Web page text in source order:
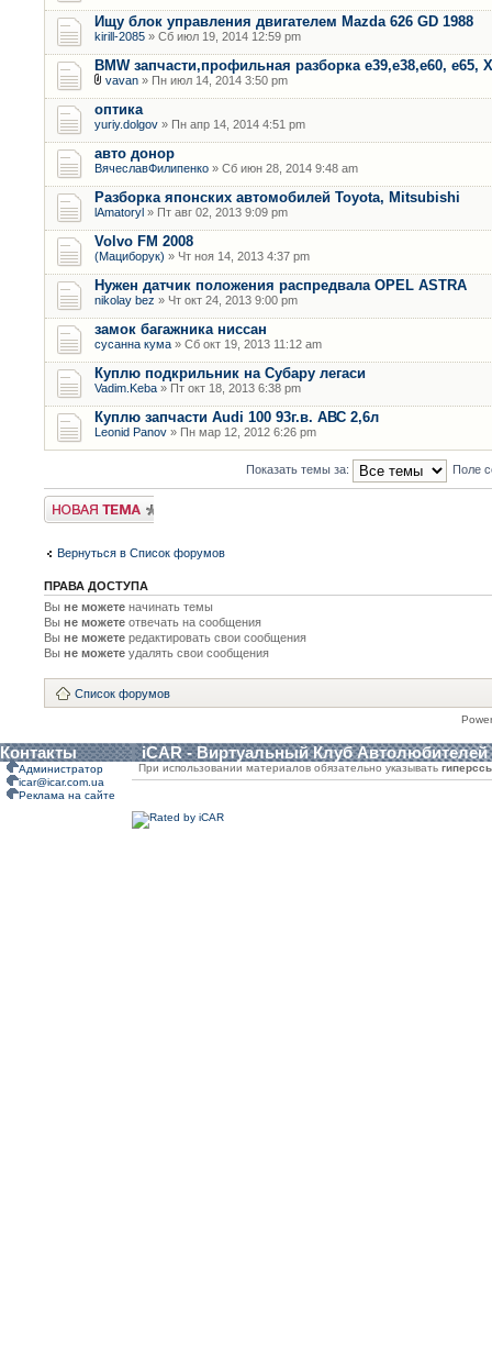
Ищу блок управления двигателем Mazda 626 GD 1988
kirill-2085 » Сб июл 19, 2014 12:59 pm
BMW запчасти,профильная разборка е39,е38,е60, е65,
vavan » Пн июл 14, 2014 3:50 pm
оптика
yuriy.dolgov » Пн апр 14, 2014 4:51 pm
авто донор
ВячеславФилипенко » Сб июн 28, 2014 9:48 am
Разборка японских автомобилей Toyota, Mitsubishi
lAmatoryl » Пт авг 02, 2013 9:09 pm
Volvo FM 2008
(Мациборук) » Чт ноя 14, 2013 4:37 pm
Нужен датчик положения распредвала OPEL ASTRA
nikolay bez » Чт окт 24, 2013 9:00 pm
замок багажника ниссан
сусанна кума » Сб окт 19, 2013 11:12 am
Куплю подкрильник на Субару легаси
Vadim.Keba » Пт окт 18, 2013 6:38 pm
Куплю запчасти Audi 100 93г.в. АВС 2,6л
Leonid Panov » Пн мар 12, 2012 6:26 pm
Показать темы за: Поле
Новая тема
Вернуться в Список форумов
ПРАВА ДОСТУПА
Вы не можете начинать темы
Вы не можете отвечать на сообщения
Вы не можете редактировать свои сообщения
Вы не можете удалять свои сообщения
Список форумов
Контакты iCAR - Виртуальный Клуб Автолюбителей
Администратор
icar@icar.com.ua
Реклама на сайте
При использовании материалов обязательно указывать